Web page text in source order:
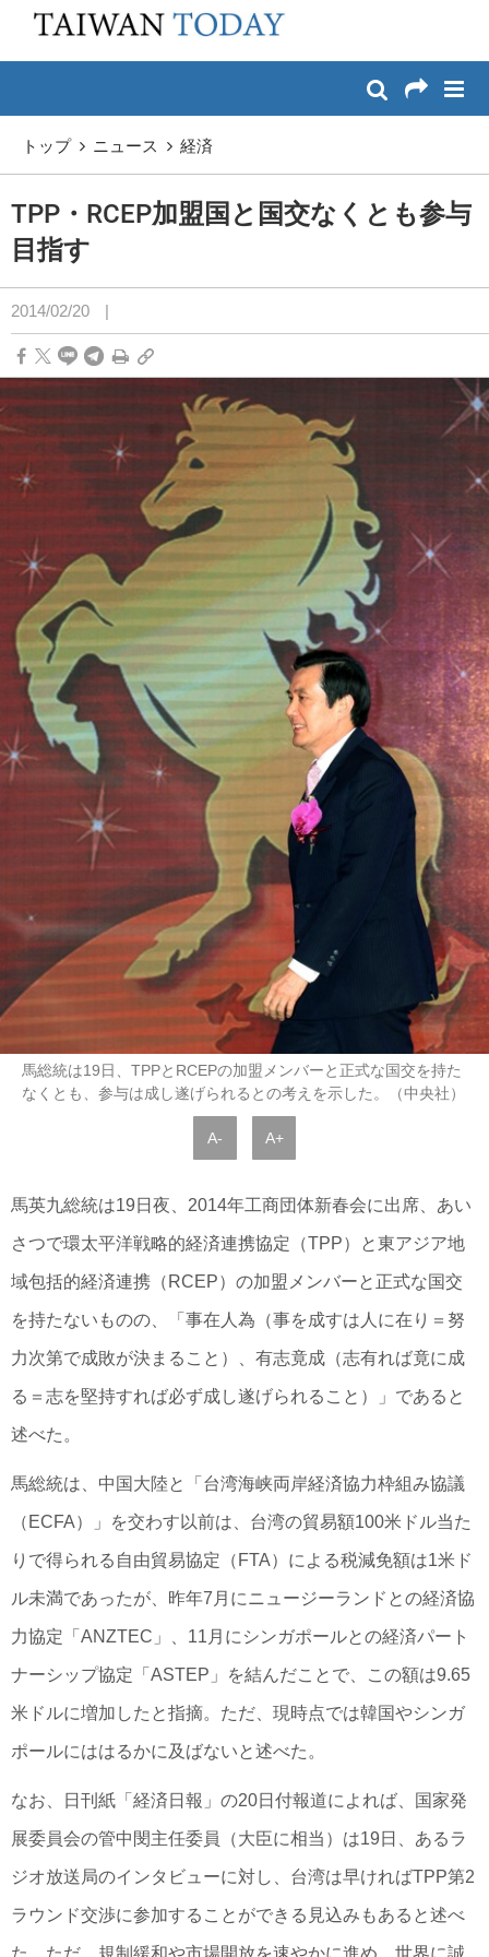
メイン コンテンツへスキップ
トップ ニュース 経済
TPP・RCEP加盟国と国交なくとも参与
目指す
2014/02/20 |
馬総統は19日、TPPとRCEPの加盟メンバーと正式な国交を持た
なくとも、参与は成し遂げられるとの考えを示した。（中央社）
A- A+
馬英九総統は19日夜、2014年工商団体新春会に出席、あい
さつで環太平洋戦略的経済連携協定（TPP）と東アジア地
域包括的経済連携（RCEP）の加盟メンバーと正式な国交
を持たないものの、「事在人為（事を成すは人に在り＝努
力次第で成敗が決まること）、有志竟成（志有れば竟に成
る＝志を堅持すれば必ず成し遂げられること）」であると
述べた。
馬総統は、中国大陸と「台湾海峡両岸経済協力枠組み協議
（ECFA）」を交わす以前は、台湾の貿易額100米ドル当た
りで得られる自由貿易協定（FTA）による税減免額は1米ド
ル未満であったが、昨年7月にニュージーランドとの経済協
力協定「ANZTEC」、11月にシンガポールとの経済パート
ナーシップ協定「ASTEP」を結んだことで、この額は9.65
米ドルに増加したと指摘。ただ、現時点では韓国やシンガ
ポールにははるかに及ばないと述べた。
なお、日刊紙「経済日報」の20日付報道によれば、国家発
展委員会の管中閔主任委員（大臣に相当）は19日、あるラ
ジオ放送局のインタビューに対し、台湾は早ければTPP第2
ラウンド交渉に参加することができる見込みもあると述べ